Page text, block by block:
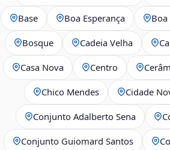
Base Boa Esperança
Bosque Cadeia Velha
Casa Nova Centro
Chico Mendes Cidade
Conjunto Adalberto Sena
Conjunto Guiomard Santos